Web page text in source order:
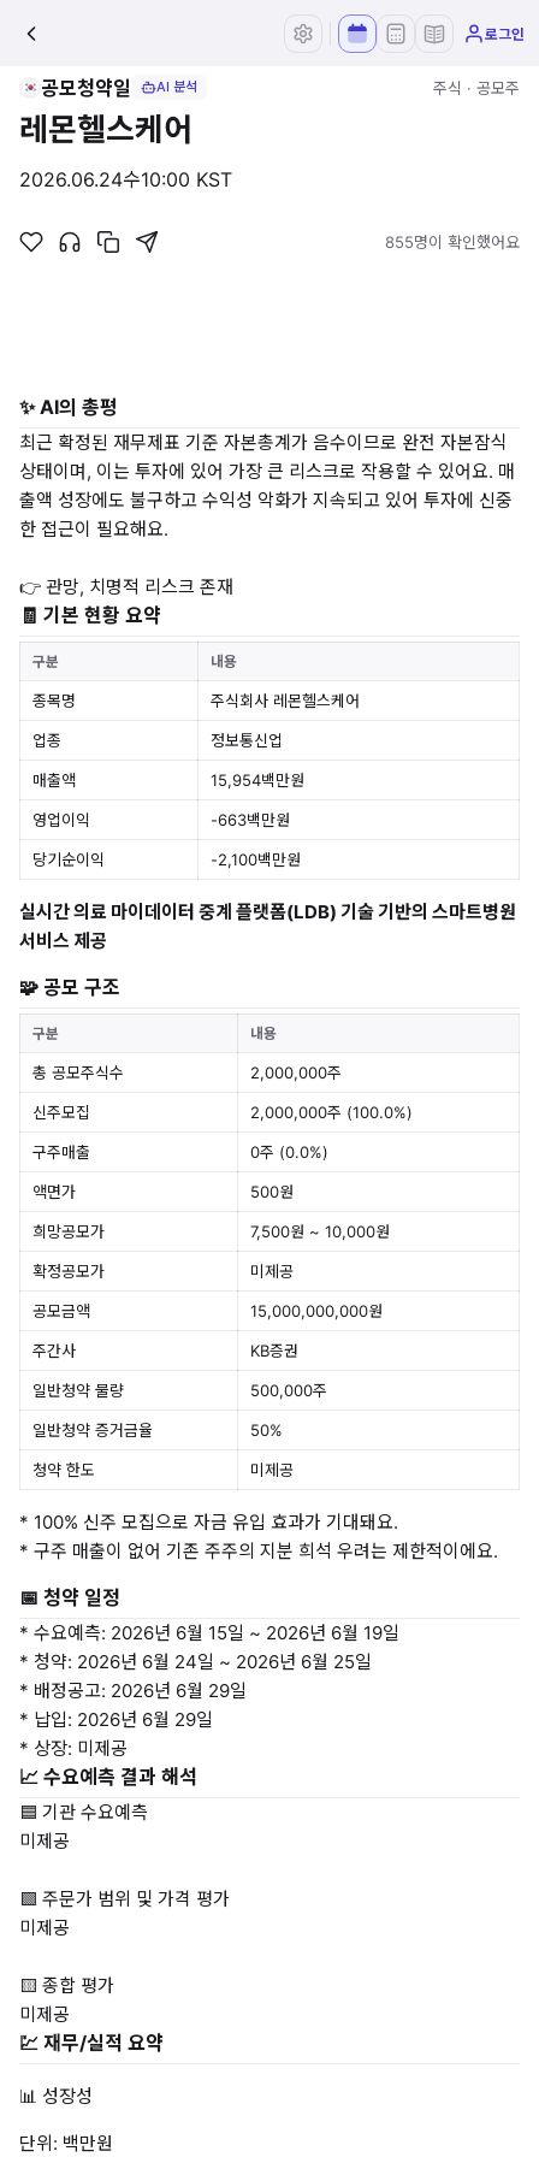
로그인
공모청약일 AI 분석 주식 · 공모주
레몬헬스케어
2026.06.24수10:00 KST
855명이 확인했어요
✨ AI의 총평
최근 확정된 재무제표 기준 자본총계가 음수이므로 완전 자본잠식
상태이며, 이는 투자에 있어 가장 큰 리스크로 작용할 수 있어요. 매
출액 성장에도 불구하고 수익성 악화가 지속되고 있어 투자에 신중
한 접근이 필요해요.
👉 관망, 치명적 리스크 존재
🧾 기본 현황 요약
구분 내용
종목명 주식회사 레몬헬스케어
업종 정보통신업
매출액 15,954백만원
영업이익 -663백만원
당기순이익 -2,100백만원
실시간 의료 마이데이터 중계 플랫폼(LDB) 기술 기반의 스마트병원
서비스 제공
🧩 공모 구조
구분 내용
총 공모주식수 2,000,000주
신주모집 2,000,000주 (100.0%)
구주매출 0주 (0.0%)
액면가 500원
희망공모가 7,500원 ~ 10,000원
확정공모가 미제공
공모금액 15,000,000,000원
주간사 KB증권
일반청약 물량 500,000주
일반청약 증거금율 50%
청약 한도 미제공
* 100% 신주 모집으로 자금 유입 효과가 기대돼요.
* 구주 매출이 없어 기존 주주의 지분 희석 우려는 제한적이에요.
📅 청약 일정
* 수요예측: 2026년 6월 15일 ~ 2026년 6월 19일
* 청약: 2026년 6월 24일 ~ 2026년 6월 25일
* 배정공고: 2026년 6월 29일
* 납입: 2026년 6월 29일
* 상장: 미제공
📈 수요예측 결과 해석
🟦 기관 수요예측
미제공
🟩 주문가 범위 및 가격 평가
미제공
🟨 종합 평가
미제공
💹 재무/실적 요약
📊 성장성
단위: 백만원